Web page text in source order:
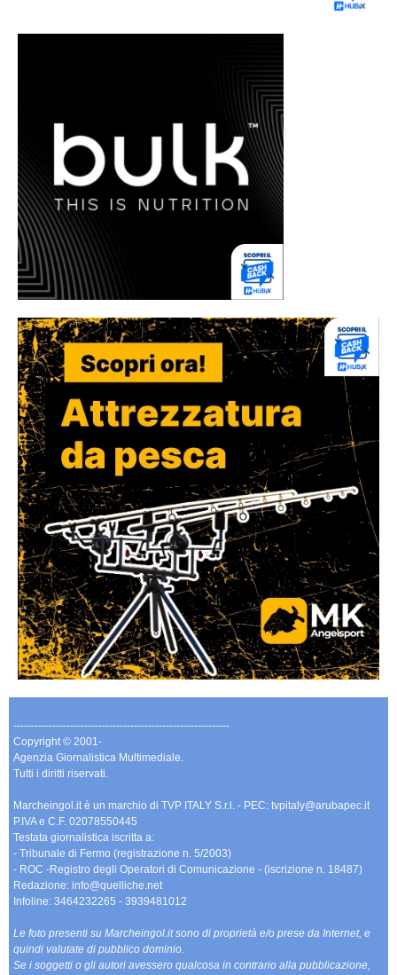
-------------------------------------------------------------
Copyright © 2001-
Agenzia Giornalistica Multimediale.
Tutti i diritti riservati.
Marcheingol.it è un marchio di TVP ITALY S.r.l. - PEC: tvpitaly@arubapec.it
P.IVA e C.F. 02078550445
Testata giornalistica iscritta a:
- Tribunale di Fermo (registrazione n. 5/2003)
- ROC -Registro degli Operatori di Comunicazione - (iscrizione n. 18487)
Redazione: info@quelliche.net
Infoline: 3464232265 - 3939481012
Le foto presenti su Marcheingol.it sono di proprietà e/o prese da Internet, e
quindi valutate di pubblico dominio.
Se i soggetti o gli autori avessero qualcosa in contrario alla pubblicazione,